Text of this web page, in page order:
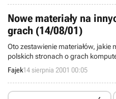
Nowe materiały na
grach (14/08/01)
Oto zestawienie materiałów, jakie
polskich stronach o grach
ostatniej doby.
Fajek14 sierpnia 2001 00:05